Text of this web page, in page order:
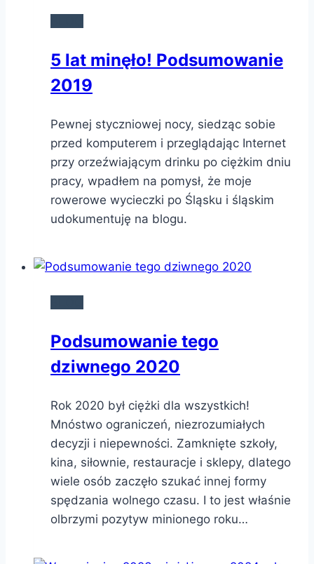
5 lat minęło! Podsumowanie
2019
Pewnej styczniowej nocy, siedząc sobie
przed komputerem i przeglądając Internet
przy orzeźwiającym drinku po ciężkim dniu
pracy, wpadłem na pomysł, że moje
rowerowe wycieczki po Śląsku i śląskim
udokumentuję na blogu.
Podsumowanie tego
dziwnego 2020
Rok 2020 był ciężki dla wszystkich!
Mnóstwo ograniczeń, niezrozumiałych
decyzji i niepewności. Zamknięte szkoły,
kina, siłownie, restauracje i sklepy, dlatego
wiele osób zaczęło szukać innej formy
spędzania wolnego czasu. I to jest właśnie
olbrzymi pozytyw minionego roku…